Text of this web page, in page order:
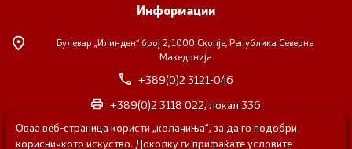
Информации
Булевар „Илинден“ број 2, 1000 Скопје, Република Северна
Македонија
+389(0)2 3121-046
+389(0)2 3118 022, локал 336
nvosorabotka@gs.gov.mk
Оваа веб-страница користи „колачиња“, за да го подобри
корисничкото искуство. Доколку ги прифаќате условите